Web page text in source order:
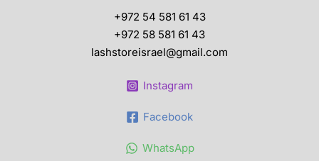
+972 54 581 61 43
+972 58 581 61 43
lashstoreisrael@gmail.com
Instagram
Facebook
WhatsApp